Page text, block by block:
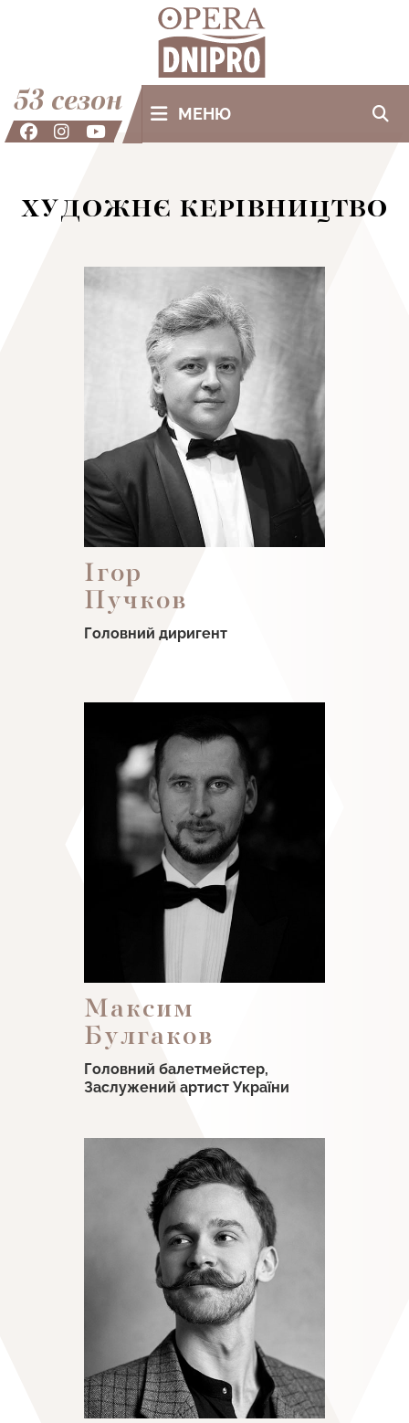
53 сезон МЕНЮ
ХУДОЖНЄ КЕРІВНИЦТВО
Ігор
Пучков
Головний диригент
Максим
Булгаков
Головний балетмейстер,
Заслужений артист України